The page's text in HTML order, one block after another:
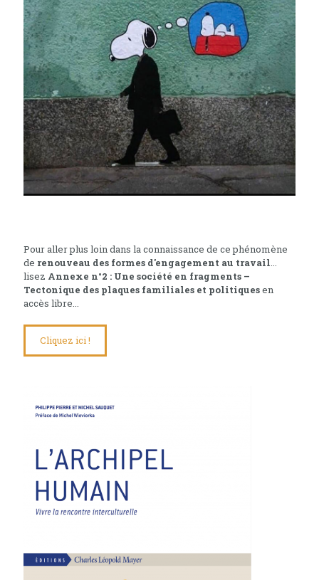
Pour aller plus loin dans la connaissance de ce phénomène
de renouveau des formes d'engagement au travail...
lisez Annexe n°2 : Une société en fragments –
Tectonique des plaques familiales et politiquesen
accès libre...
Cliquez ici !